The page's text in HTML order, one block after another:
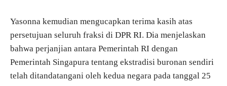
Yasonna kemudian mengucapkan terima kasih atas
persetujuan seluruh fraksi di DPR RI. Dia menjelaskan
bahwa perjanjian antara Pemerintah RI dengan
Pemerintah Singapura tentang ekstradisi buronan sendiri
telah ditandatangani oleh kedua negara pada tanggal 25